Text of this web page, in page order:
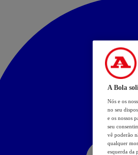
A Bola
Nós e os
no seu
e os nossos
seu
vê poderão
qualquer
esquerda da